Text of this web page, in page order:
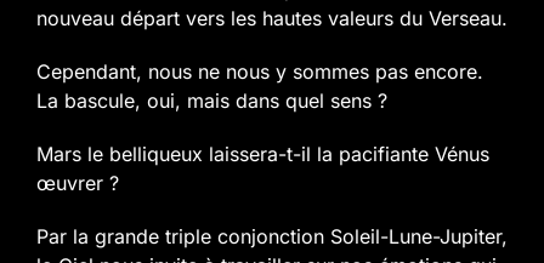
nouveau départ vers les hautes valeurs du Verseau.
Cependant, nous ne nous y sommes pas encore.
La bascule, oui, mais dans quel sens ?
Mars le belliqueux laissera-t-il la pacifiante Vénus
œuvrer ?
Par la grande triple conjonction Soleil-Lune-Jupiter,